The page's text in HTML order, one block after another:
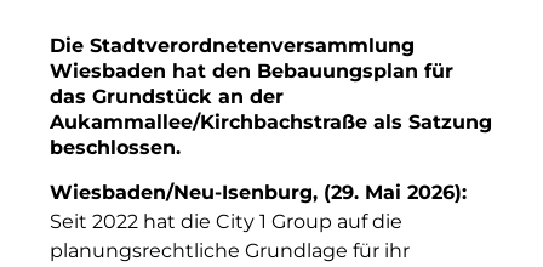
Frameworks
Gemeinde Hallbergmoos
Gemeinde Taufkirchen
Gesangskollektiv Michael Ritter
GWG Städtische Wohnungsgesellschaft
Die Stadtverordnetenversammlung
Wiesbaden hat den Bebauungsplan für
das Grundstück an der
Aukammallee/Kirchbachstraße als Satzung
beschlossen.
Wiesbaden/Neu-Isenburg, (29. Mai 2026):
Seit 2022 hat die City 1 Group auf die
planungsrechtliche Grundlage für ihr